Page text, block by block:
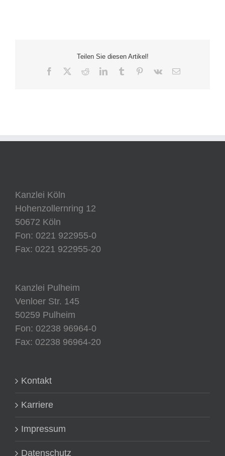
Teilen Sie diesen Artikel!
Facebook RedditLinkedInTumblr Pinterest
Vk
E-
Kanzlei Köln
Hohenzollernring 12
50672 Köln
Fon: 0221 922955-0
Fax: 0221 922955-20
Kanzlei Pulheim
Venloer Str. 145
50259 Pulheim
Fon: 02238 96964-0
Fax: 02238 96964-20
Kontakt
Karriere
Impressum
Datenschutz